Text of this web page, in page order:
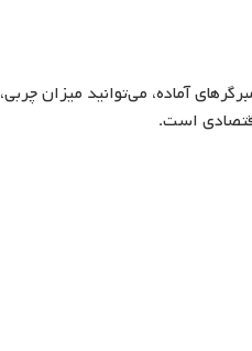
آماده، می‌توانید میزان چربی،
است.